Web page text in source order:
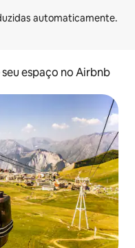
espaço no Airbnb